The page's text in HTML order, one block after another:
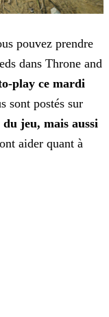
pouvez prendre
dans Throne and
play ce mardi
sont postés sur
jeu, mais aussi
aider quant à